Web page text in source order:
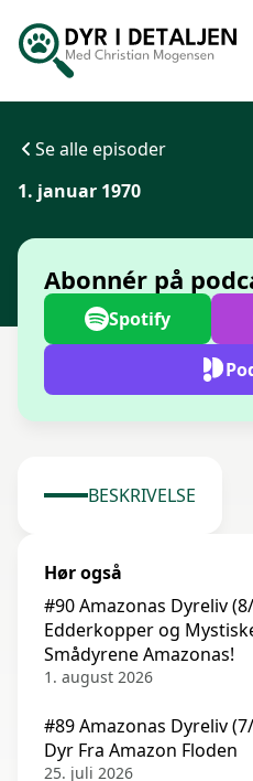
Se alle episoder
1. januar 1970
Abonnér på
Spotify
BESKRIVELSE
Hør også
#90 Amazonas Dyreliv
Edderkopper og
Smådyrene Amazonas!
1. august 2026
#89 Amazonas Dyreliv
Dyr Fra Amazon Floden
25. juli 2026